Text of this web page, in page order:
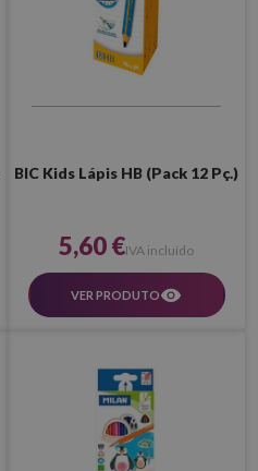
BIC Kids Lápis HB (Pack 12 Pç.)
5,60 €IVA incluído
VER PRODUTO